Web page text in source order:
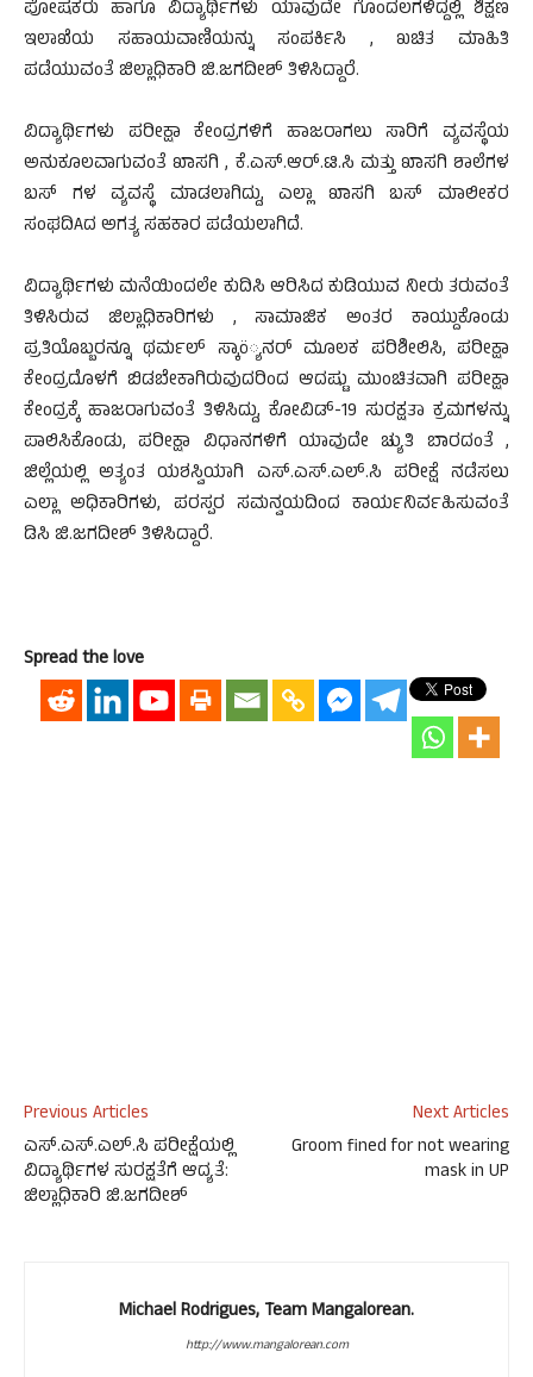
ಪೋಷಕರು ಹಾಗೂ ವಿದ್ಯಾರ್ಥಿಗಳು ಯಾವುದೇ ಗೊಂದಲಗಳಿದ್ದಲ್ಲಿ ಶಿಕ್ಷಣ
ಇಲಾಖೆಯ ಸಹಾಯವಾಣಿಯನ್ನು ಸಂಪರ್ಕಿಸಿ , ಖಚಿತ ಮಾಹಿತಿ
ಪಡೆಯುವಂತೆ ಜಿಲ್ಲಾಧಿಕಾರಿ ಜಿ.ಜಗದೀಶ್ ತಿಳಿಸಿದ್ದಾರೆ.
ವಿದ್ಯಾರ್ಥಿಗಳು ಪರೀಕ್ಷಾ ಕೇಂದ್ರಗಳಿಗೆ ಹಾಜರಾಗಲು ಸಾರಿಗೆ ವ್ಯವಸ್ಥೆಯ
ಅನುಕೂಲವಾಗುವಂತೆ ಖಾಸಗಿ , ಕೆ.ಎಸ್.ಆರ್.ಟಿ.ಸಿ ಮತ್ತು ಖಾಸಗಿ ಶಾಲೆಗಳ
ಬಸ್ ಗಳ ವ್ಯವಸ್ಥೆ ಮಾಡಲಾಗಿದ್ದು, ಎಲ್ಲಾ ಖಾಸಗಿ ಬಸ್ ಮಾಲೀಕರ
ಸಂಘದಿAದ ಅಗತ್ಯ ಸಹಕಾರ ಪಡೆಯಲಾಗಿದೆ.
ವಿದ್ಯಾರ್ಥಿಗಳು ಮನೆಯಿಂದಲೇ ಕುದಿಸಿ ಆರಿಸಿದ ಕುಡಿಯುವ ನೀರು ತರುವಂತೆ
ತಿಳಿಸಿರುವ ಜಿಲ್ಲಾಧಿಕಾರಿಗಳು , ಸಾಮಾಜಿಕ ಅಂತರ ಕಾಯ್ದುಕೊಂಡು
ಪ್ರತಿಯೊಬ್ಬರನ್ನೂ ಥರ್ಮಲ್ ಸ್ಕಾö್ಯನರ್ ಮೂಲಕ ಪರಿಶೀಲಿಸಿ, ಪರೀಕ್ಷಾ
ಕೇಂದ್ರದೊಳಗೆ ಬಿಡಬೇಕಾಗಿರುವುದರಿಂದ ಆದಷ್ಟು ಮುಂಚಿತವಾಗಿ ಪರೀಕ್ಷಾ
ಕೇಂದ್ರಕ್ಕೆ ಹಾಜರಾಗುವಂತೆ ತಿಳಿಸಿದ್ದು, ಕೋವಿಡ್-19 ಸುರಕ್ಷತಾ ಕ್ರಮಗಳನ್ನು
ಪಾಲಿಸಿಕೊಂಡು, ಪರೀಕ್ಷಾ ವಿಧಾನಗಳಿಗೆ ಯಾವುದೇ ಚ್ಯುತಿ ಬಾರದಂತೆ ,
ಜಿಲ್ಲೆಯಲ್ಲಿ ಅತ್ಯಂತ ಯಶಸ್ವಿಯಾಗಿ ಎಸ್.ಎಸ್.ಎಲ್.ಸಿ ಪರೀಕ್ಷೆ ನಡೆಸಲು
ಎಲ್ಲಾ ಅಧಿಕಾರಿಗಳು, ಪರಸ್ಪರ ಸಮನ್ವಯದಿಂದ ಕಾರ್ಯನಿರ್ವಹಿಸುವಂತೆ
ಡಿಸಿ ಜಿ.ಜಗದೀಶ್ ತಿಳಿಸಿದ್ದಾರೆ.
Spread the love
Previous Articles
ಎಸ್.ಎಸ್.ಎಲ್.ಸಿ ಪರೀಕ್ಷೆಯಲ್ಲಿ
ವಿದ್ಯಾರ್ಥಿಗಳ ಸುರಕ್ಷತೆಗೆ ಆದ್ಯತೆ:
ಜಿಲ್ಲಾಧಿಕಾರಿ ಜಿ.ಜಗದೀಶ್
Next Articles
Groom fined for not wearing
mask in UP
Michael Rodrigues, Team Mangalorean.
http://www.mangalorean.com